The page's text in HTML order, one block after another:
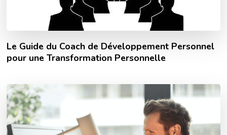
Le Guide du Coach de Développement Personnel
pour une Transformation Personnelle